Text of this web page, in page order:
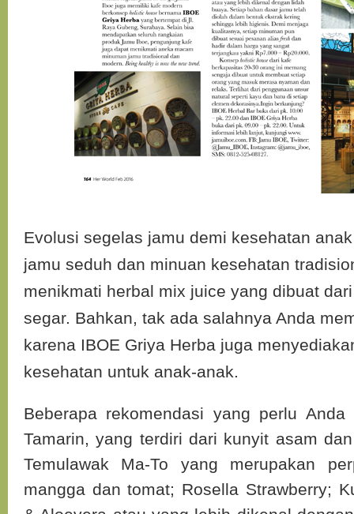
Evolusi segelas jamu demi kesehatan
jamu seduh dan minuan kesehatan
menikmati herbal mix juice yang dibuat
segar. Bahkan, tak ada salahnya Anda
karena IBOE Griya Herba juga
kesehatan untuk anak-anak.
Beberapa rekomendasi yang perlu
Tamarin, yang terdiri dari kunyit asam
Temulawak Ma-To yang merupakan
mangga dan tomat; Rosella Strawberry;